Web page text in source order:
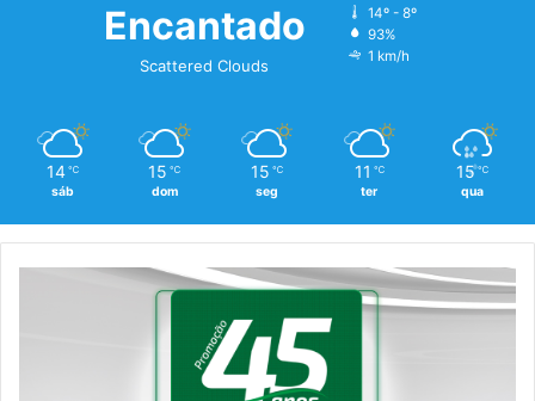
Encantado
Scattered Clouds
14º - 8º
93%
1 km/h
14 ℃
sáb
15 ℃
dom
15 ℃
seg
11 ℃
ter
15 ℃
qua